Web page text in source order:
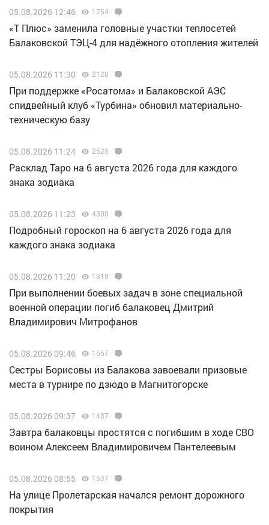
05.08.2026 12:46 1754
«Т Плюс» заменила головные участки теплосетей
Балаковской ТЭЦ-4 для надёжного отопления жителей
05.08.2026 11:30 2120
При поддержке «Росатома» и Балаковской АЭС
спидвейный клуб «Турбина» обновил материально-
техническую базу
05.08.2026 11:24 2525
Расклад Таро на 6 августа 2026 года для каждого
знака зодиака
05.08.2026 11:23 4300
Подробный гороскоп на 6 августа 2026 года для
каждого знака зодиака
05.08.2026 11:20 1818
При выполнении боевых задач в зоне специальной
военной операции погиб балаковец Дмитрий
Владимирович Митрофанов
05.08.2026 09:46 1657
Сестры Борисовы из Балакова завоевали призовые
места в турнире по дзюдо в Магнитогорске
05.08.2026 09:37 1487
Завтра балаковцы простятся с погибшим в ходе СВО
воином Алексеем Владимировичем Пантелеевым
05.08.2026 08:55 1537
На улице Пролетарская начался ремонт дорожного
покрытия